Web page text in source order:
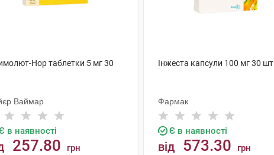
Нор таблетки 5 мг 30
Ваймар
в наявності
257.80 грн
Інжеста капсули 100 мг 30 шт
Фармак
Є в наявності
від 573.30 грн